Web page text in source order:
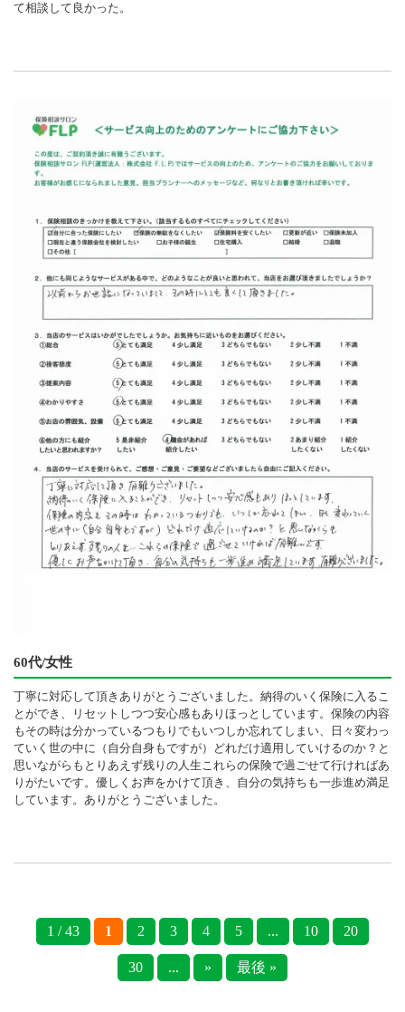
て相談して良かった。
60代/女性
丁寧に対応して頂きありがとうございました。納得のいく保険に入るこ
とができ、リセットしつつ安心感もありほっとしています。保険の内容
もその時は分かっているつもりでもいつしか忘れてしまい、日々変わっ
ていく世の中に（自分自身もですが）どれだけ適用していけるのか？と
思いながらもとりあえず残りの人生これらの保険で過ごせて行ければあ
りがたいです。優しくお声をかけて頂き、自分の気持ちも一歩進め満足
しています。ありがとうございました。
1 / 43 1 2 3 4 5 ... 10 20
30 ... » 最後 »